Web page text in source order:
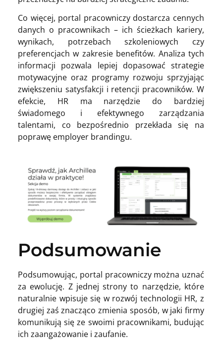
Co więcej, portal pracowniczy dostarcza cennych
danych o pracownikach – ich ścieżkach kariery,
wynikach, potrzebach szkoleniowych czy
preferencjach w zakresie benefitów. Analiza tych
informacji pozwala lepiej dopasować strategie
motywacyjne oraz programy rozwoju sprzyjając
zwiększeniu satysfakcji i retencji pracowników. W
efekcie, HR ma narzędzie do bardziej
świadomego i efektywnego zarządzania
talentami, co bezpośrednio przekłada się na
poprawę employer brandingu.
Podsumowanie
Podsumowując, portal pracowniczy można uznać
za ewolucję. Z jednej strony to narzędzie, które
naturalnie wpisuje się w rozwój technologii HR, z
drugiej zaś znacząco zmienia sposób, w jaki firmy
komunikują się ze swoimi pracownikami, budując
ich zaangażowanie i zaufanie.